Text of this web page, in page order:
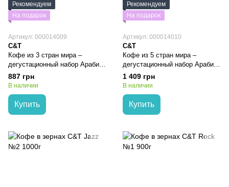
Рекомендуем
На подарок
Артикул: 000014009
C&T
Кофе из 3 стран мира –
дегустационный набор Арабики
C&T (3×200г)
887 грн
В наличии
Купить
Рекомендуем
На подарок
Артикул: 000014010
C&T
Кофе из 5 стран мира –
дегустационный набор Арабики
C&T (5×200г)
1 409 грн
В наличии
Купить